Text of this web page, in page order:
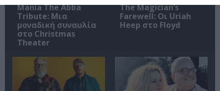
Mania The Abba
Tribute: Μια
μοναδική συναυλία
στο Christmas
Theater
The Magician’s
Farewell: Οι Uriah
Heep στο Floyd